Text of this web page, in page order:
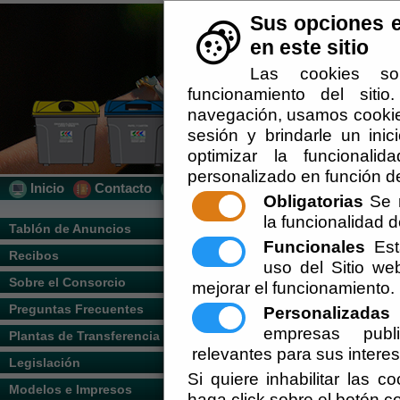
Sus opciones
en este sitio
Las cookies
funcionamiento del
navegación, usamos
sesión y brindarle un
optimizar la
personalizado en función
Obligatorias Se
la funcionalidad
Funcionales
uso del Sitio
mejorar el funcionamiento.
Personalizadas
empresas
relevantes para sus
Si quiere inhabilitar las
Inicio Contacto Localización
Tablón de Anuncios
Recibos
Sobre el Consorcio
Preguntas Frecuentes
Plantas de Transferencia
Legislación
Modelos e Impresos
Usted se encuentra aquí:Inicio //
Escuchar
Para visualizar correctamente estos
Anexos
RECURSO DE REPOSICION.pdf
SOLICITUD DE CONTENEDOR.doc
SOLICITUD DE SERVICIOS